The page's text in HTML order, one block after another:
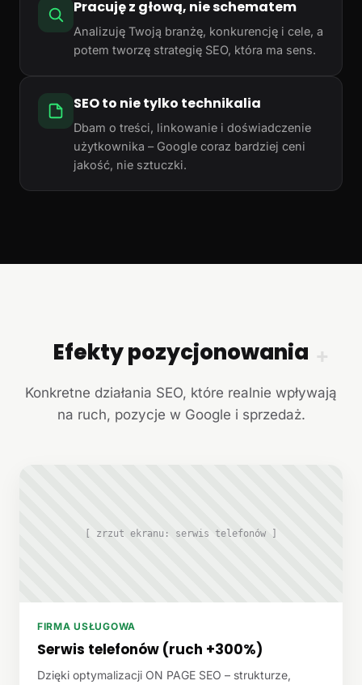
Pracuję z głową, nie schematem
Analizuję Twoją branżę, konkurencję i cele, a
potem tworzę strategię SEO, która ma sens.
SEO to nie tylko technikalia
Dbam o treści, linkowanie i doświadczenie
użytkownika – Google coraz bardziej ceni
jakość, nie sztuczki.
+
Efekty pozycjonowania
Konkretne działania SEO, które realnie wpływają
na ruch, pozycje w Google i sprzedaż.
[ zrzut ekranu: serwis telefonów ]
FIRMA USŁUGOWA
Serwis telefonów (ruch +300%)
Dzięki optymalizacji ON PAGE SEO – strukturze,